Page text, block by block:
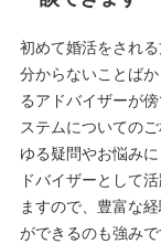
初めて婚活をされ
分からないことば
るアドバイザーが
ステムについての
ゆる疑問やお悩み
ドバイザーとして
ますので、豊富な
ができるのも強みで